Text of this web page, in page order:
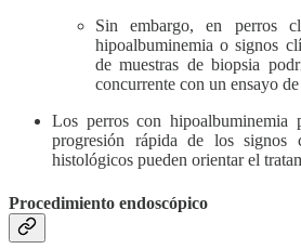
Sin embargo, en perros
hipoalbuminemia o signos
de muestras de biopsia
concurrente con un ensayo
Los perros con hipoalbuminemia
progresión rápida de los signos
histológicos pueden orientar el
Procedimiento endoscópico